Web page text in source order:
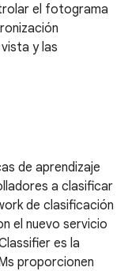
el fotograma
y las
de aprendizaje
a clasificar
de clasificación
el nuevo servicio
es la
proporcionen